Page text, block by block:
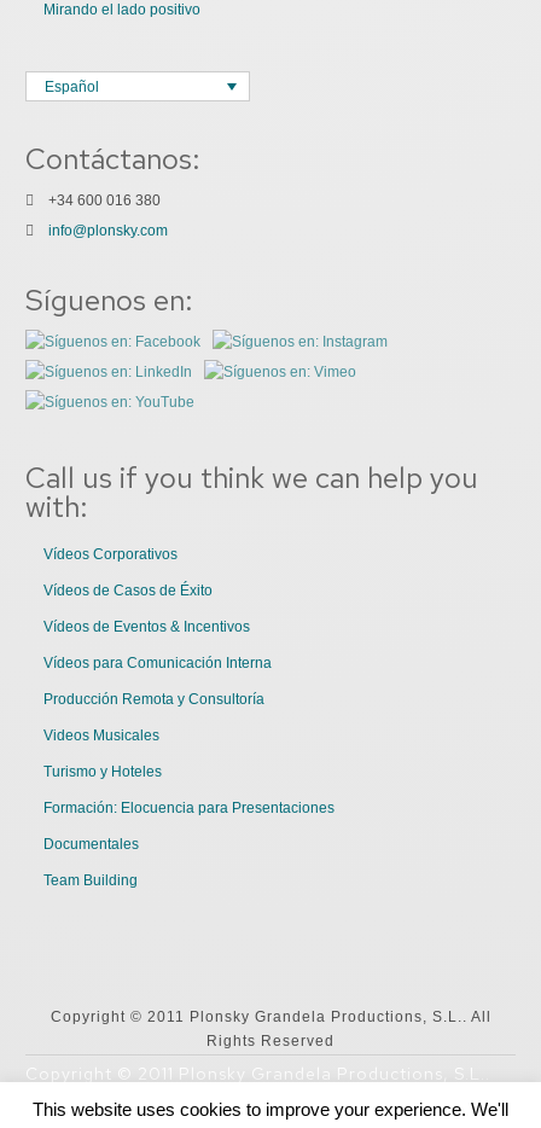
Mirando el lado positivo
Español
Contáctanos:
+34 600 016 380
info@plonsky.com
Síguenos en:
Call us if you think we can help you
with:
Vídeos Corporativos
Vídeos de Casos de Éxito
Vídeos de Eventos & Incentivos
Vídeos para Comunicación Interna
Producción Remota y Consultoría
Videos Musicales
Turismo y Hoteles
Formación: Elocuencia para Presentaciones
Documentales
Team Building
Copyright © 2011 Plonsky Grandela Productions, S.L.. All
Rights Reserved
Copyright © 2011 Plonsky Grandela Productions, S.L..
All Rights Reserved
This website uses cookies to improve your experience. We'll